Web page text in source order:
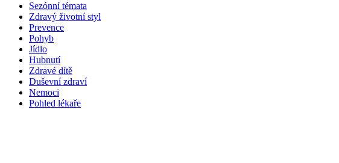
Sezónní témata
Zdravý životní styl
Prevence
Pohyb
Jídlo
Hubnutí
Zdravé dítě
Duševní zdraví
Nemoci
Pohled lékaře